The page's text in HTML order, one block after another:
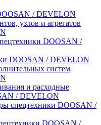
/ DEVELON
узлов и агрегатов
DOOSAN /
DOOSAN / DEVELON
систем
и расходные
/ DEVELON
спецтехники DOOSAN /
DOOSAN /